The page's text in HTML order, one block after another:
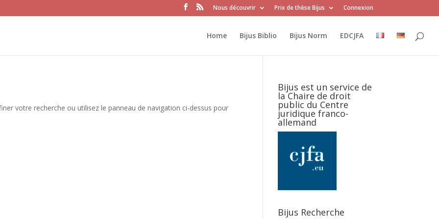
Nous découvrir Prix de thèse Bijus Connexion
Home Bijus Biblio Bijus Norm EDCJFA
votre recherche ou utilisez le panneau de navigation ci-dessus pour
Bijus est un service de
la Chaire de droit
public du Centre
juridique franco-
allemand
Bijus Recherche